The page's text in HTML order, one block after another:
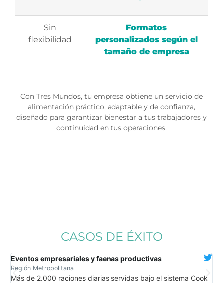
Sin
flexibilidad
Formatos
personalizados según el
tamaño de empresa
Con Tres Mundos, tu empresa obtiene un servicio de
alimentación práctico, adaptable y de confianza,
diseñado para garantizar bienestar a tus trabajadores y
continuidad en tus operaciones.
CASOS DE ÉXITO
Eventos empresariales y faenas productivas
Región Metropolitana
Más de 2.000 raciones diarias servidas bajo el sistema Cook